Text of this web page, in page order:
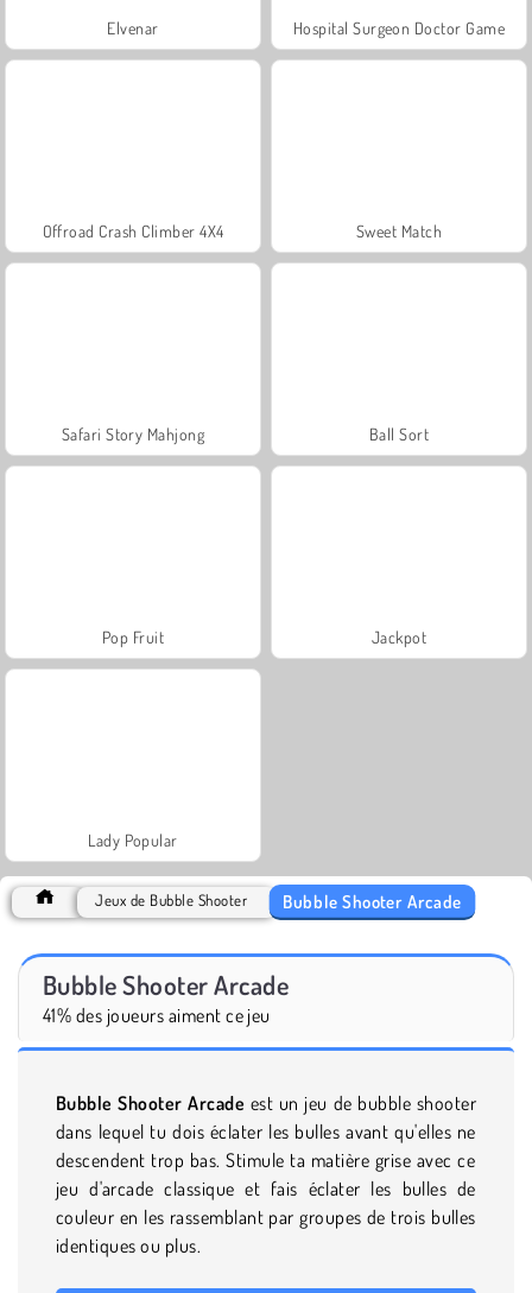
Elvenar Hospital Surgeon Doctor Game
Offroad Crash Climber 4X4 Sweet Match
Safari Story Mahjong Ball Sort
Pop Fruit Jackpot
Lady Popular
Jeux de Bubble Shooter Bubble Shooter Arcade
Bubble Shooter Arcade
41% des joueurs aiment ce jeu
Bubble Shooter Arcade est un jeu de bubble shooter
dans lequel tu dois éclater les bulles avant qu'elles ne
descendent trop bas. Stimule ta matière grise avec ce
jeu d'arcade classique et fais éclater les bulles de
couleur en les rassemblant par groupes de trois bulles
identiques ou plus.